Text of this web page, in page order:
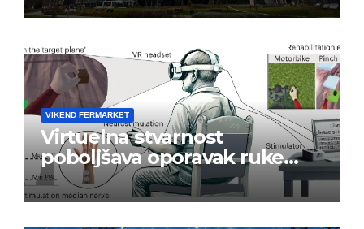
VIKEND FERMARKET
Virtuelna stvarnost
poboljšava oporavak ruke
nakon moždanog udara